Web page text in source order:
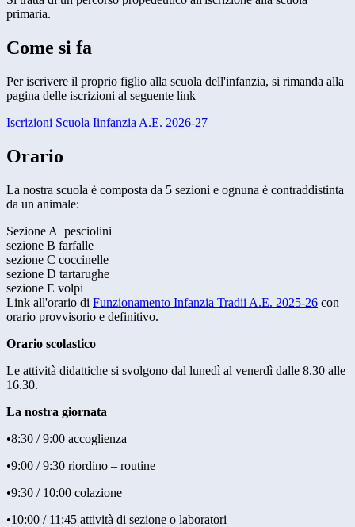
primaria.
Come si fa
Per iscrivere il proprio figlio alla scuola dell'infanzia, si rimanda alla
pagina delle iscrizioni al seguente link
Iscrizioni Scuola Iinfanzia A.E. 2026-27
Orario
La nostra scuola è composta da 5 sezioni e ognuna è contraddistinta
da un animale:
Sezione A pesciolini
sezione B farfalle
sezione C coccinelle
sezione D tartarughe
sezione E volpi
Link all'orario di Funzionamento Infanzia Tradii A.E. 2025-26 con
orario provvisorio e definitivo.
Orario scolastico
Le attività didattiche si svolgono dal lunedì al venerdì dalle 8.30 alle
16.30.
La nostra giornata
•8:30 / 9:00 accoglienza
•9:00 / 9:30 riordino – routine
•9:30 / 10:00 colazione
•10:00 / 11:45 attività di sezione o laboratori